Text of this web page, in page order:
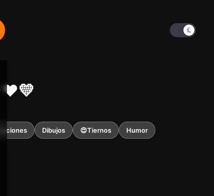
❤️💛
Dibujos 😍Tiernos Humor